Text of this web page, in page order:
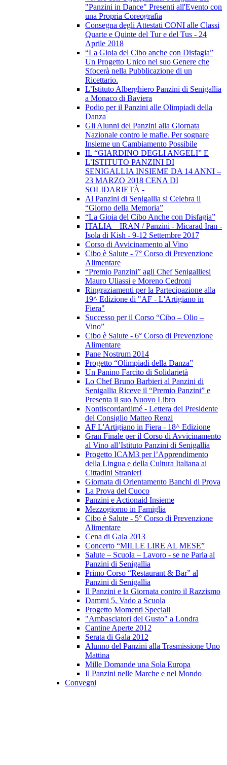
"Panzini in Dance" Presenti all'Evento con
una Propria Coreografia
Consegna degli Attestati CONI alle Classi
Quarte e Quinte del Tur e del Tus - 24
Aprile 2018
“La Gioia del Cibo anche con Disfagia”
Un Progetto Unico nel suo Genere che
Sfocerà nella Pubblicazione di un
Ricettario.
L’Istituto Alberghiero Panzini di Senigallia
a Monaco di Baviera
Podio per il Panzini alle Olimpiadi della
Danza
Gli Alunni del Panzini alla Giornata
Nazionale contro le mafie. Per sognare
Insieme un Cambiamento Possibile
IL “GIARDINO DEGLI ANGELI” E
L’ISTITUTO PANZINI DI
SENIGALLIA INSIEME DA 14 ANNI –
23 MARZO 2018 CENA DI
SOLIDARIETÀ -
Al Panzini di Senigallia si Celebra il
“Giorno della Memoria”
“La Gioia del Cibo Anche con Disfagia”
ITALIA – IRAN / Panzini - Micarad Iran -
Isola di Kish - 9-12 Settembre 2017
Corso di Avvicinamento al Vino
Cibo è Salute - 7° Corso di Prevenzione
Alimentare
“Premio Panzini” agli Chef Senigalliesi
Mauro Uliassi e Moreno Cedroni
Ringraziamenti per la Partecipazione alla
19^ Edizione di "AF - L'Artigiano in
Fiera"
Successo per il Corso “Cibo – Olio –
Vino”
Cibo è Salute - 6° Corso di Prevenzione
Alimentare
Pane Nostrum 2014
Progetto “Olimpiadi della Danza”
Un Panino Farcito di Solidarietà
Lo Chef Bruno Barbieri al Panzini di
Senigallia Riceve il “Premio Panzini” e
Presenta il suo Nuovo Libro
Nontiscordardimé - Lettera del Presidente
del Consiglio Matteo Renzi
AF L'Artigiano in Fiera - 18^ Edizione
Gran Finale per il Corso di Avvicinamento
al Vino all’Istituto Panzini di Senigallia
Progetto ICAM3 per l’Apprendimento
della Lingua e della Cultura Italiana ai
Cittadini Stranieri
Giornata di Orientamento Banchi di Prova
La Prova del Cuoco
Panzini e Actionaid Insieme
Mezzogiorno in Famiglia
Cibo è Salute - 5° Corso di Prevenzione
Alimentare
Cena di Gala 2013
Concerto “MILLE LIRE AL MESE”
Salute – Scuola – Lavoro - se ne Parla al
Panzini di Senigallia
Primo Corso “Restaurant & Bar” al
Panzini di Senigallia
Il Panzini e la Giornata contro il Razzismo
Dammi 5, Vado a Scuola
Progetto Momenti Speciali
"Ambasciatori del Gusto" a Londra
Cantine Aperte 2012
Serata di Gala 2012
Alunno del Panzini alla Trasmissione Uno
Mattina
Mille Domande una Sola Europa
Il Panzini nelle Marche e nel Mondo
Convegni